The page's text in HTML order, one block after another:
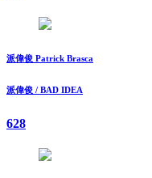
派偉俊 Patrick Brasca
派偉俊 / BAD IDEA
628